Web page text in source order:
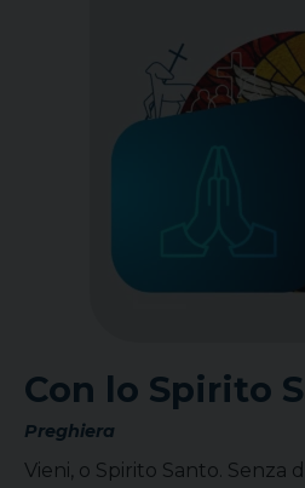
Con lo Spirito
Preghiera
Vieni, o Spirito Santo. Senza